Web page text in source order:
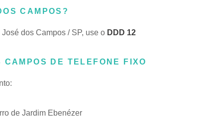
CAMPOS?
José dos Campos / SP, use o DDD 12
DE TELEFONE FIXO
de Jardim Ebenézer